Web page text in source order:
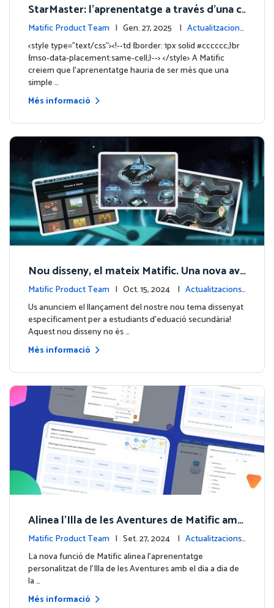
StarMaster: l'aprenentatge a través d'una c
ompetició amistosa
Matific Product Team | Gen. 27, 2025 | Actualitzacions
de la plataforma
<style type="text/css"><!--td {border: 1px solid #cccccc;}br
{mso-data-placement:same-cell;}--> </style> A Matific
creiem que l'aprenentatge hauria de ser més que una
simple …
Més informació
Nou disseny, el mateix Matific. Una nova ave
ntura galàctica d'aprenentatge!
Matific Product Team | Oct. 15, 2024 | Actualitzacions
de la plataforma
Us anunciem el llançament del nostre nou tema dissenyat
específicament per a estudiants d'eduació secundària!
Aquest nou disseny no és …
Més informació
Alinea l'Illa de les Aventures de Matific amb
les teves sessions de matemàtiques!
Matific Product Team | Set. 27, 2024 | Actualitzacions
de la plataforma
La nova funció de Matific alinea l'aprenentatge
personalitzat de l'Illa de les Aventures amb el dia a dia de
la …
Més informació